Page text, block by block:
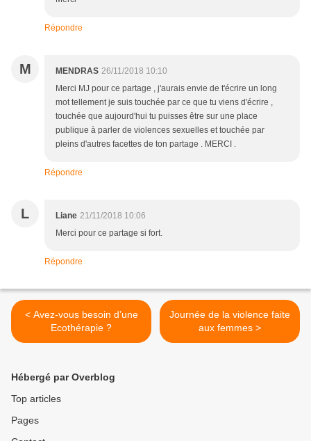
Répondre
M MENDRAS 26/11/2018 10:10
Merci MJ pour ce partage , j'aurais envie de t'écrire un long
mot tellement je suis touchée par ce que tu viens d'écrire ,
touchée que aujourd'hui tu puisses être sur une place
publique à parler de violences sexuelles et touchée par
pleins d'autres facettes de ton partage . MERCI .
Répondre
L Liane 21/11/2018 10:06
Merci pour ce partage si fort.
Répondre
< Avez-vous besoin d’une
Ecothérapie ?
Journée de la violence faite
aux femmes >
Hébergé par Overblog
Top articles
Pages